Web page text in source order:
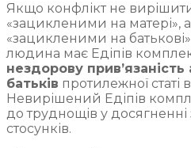
Якщо конфлікт не
«зацикленими на матері»,
«зацикленими на
людина має Едіпів
нездорову
батьків протилежної статі
Невирішений Едіпів
до труднощів у
стосунків.